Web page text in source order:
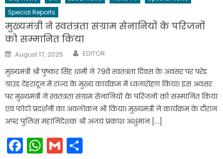
Special Reports
मुख्यमंत्री ने स्वतंत्रता संग्राम सेनानियों के परिजनों
को सम्मानित किया
Posted
on
August 17, 2025 Author
EDITOR
मुख्यमंत्री श्री पुष्कर सिंह धामी ने 79वें स्वतंत्रता दिवस के अवसर पर परेड
ग्राउंड देहरादून में राज्य के मुख्य कार्यक्रम में ध्वजारोहण किया। इस अवसर
पर मुख्यमंत्री ने स्वतंत्रता संग्राम सेनानियों के परिजनों को सम्मानित किया
एवं फोटो प्रदर्शनी का अवलोकन भी किया। मुख्यमंत्री ने कार्यक्रम के दौरान
अपर पुलिस महानिदेशक श्री अजय प्रकाश अंशुमान […]
Facebook
WhatsApp
Gmail